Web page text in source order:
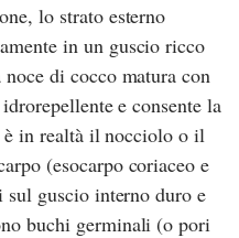
lo strato esterno
in un guscio ricco
di cocco matura con
e consente la
è in realtà il nocciolo o il
(esocarpo coriaceo e
guscio interno duro e
buchi germinali (o pori